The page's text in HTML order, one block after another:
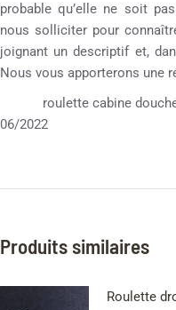
probable qu’elle ne soit
nous solliciter pour
joignant un descriptif et,
Nous vous apporterons une
roulette cabine douche
06/2022
Produits similaires
Roulette